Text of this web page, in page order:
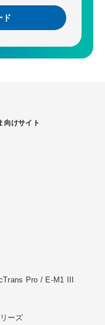
ド
向けサイト
Pro / E-M1 III
ーズ